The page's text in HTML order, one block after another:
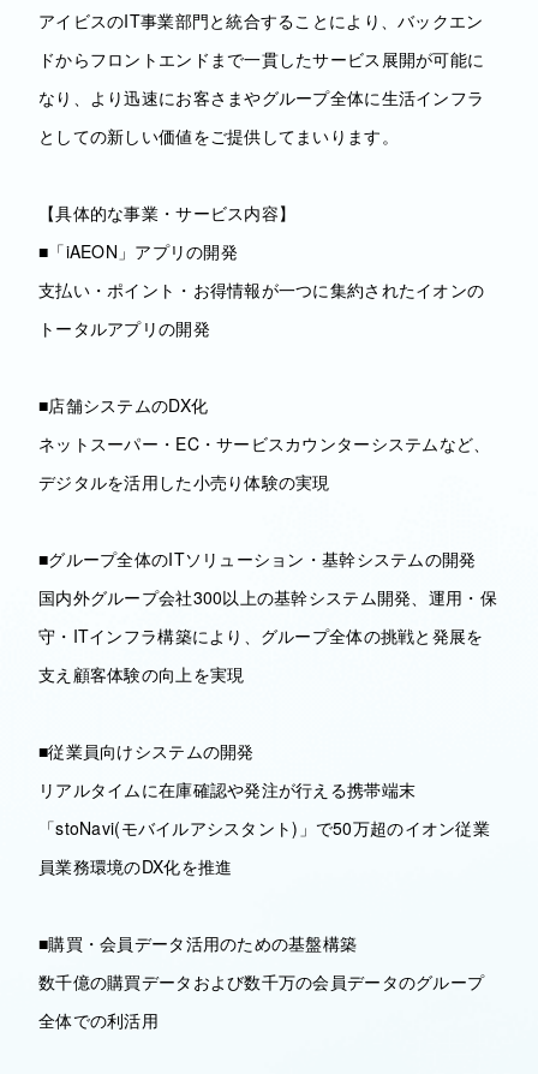
アイビスのIT事業部門と統合することにより、バックエン
ドからフロントエンドまで一貫したサービス展開が可能に
なり、より迅速にお客さまやグループ全体に生活インフラ
としての新しい価値をご提供してまいります。
【具体的な事業・サービス内容】
■「iAEON」アプリの開発
支払い・ポイント・お得情報が一つに集約されたイオンの
トータルアプリの開発
■店舗システムのDX化
ネットスーパー・EC・サービスカウンターシステムなど、
デジタルを活用した小売り体験の実現
■グループ全体のITソリューション・基幹システムの開発
国内外グループ会社300以上の基幹システム開発、運用・保
守・ITインフラ構築により、グループ全体の挑戦と発展を
支え顧客体験の向上を実現
■従業員向けシステムの開発
リアルタイムに在庫確認や発注が行える携帯端末
「stoNavi(モバイルアシスタント)」で50万超のイオン従業
員業務環境のDX化を推進
■購買・会員データ活用のための基盤構築
数千億の購買データおよび数千万の会員データのグループ
全体での利活用